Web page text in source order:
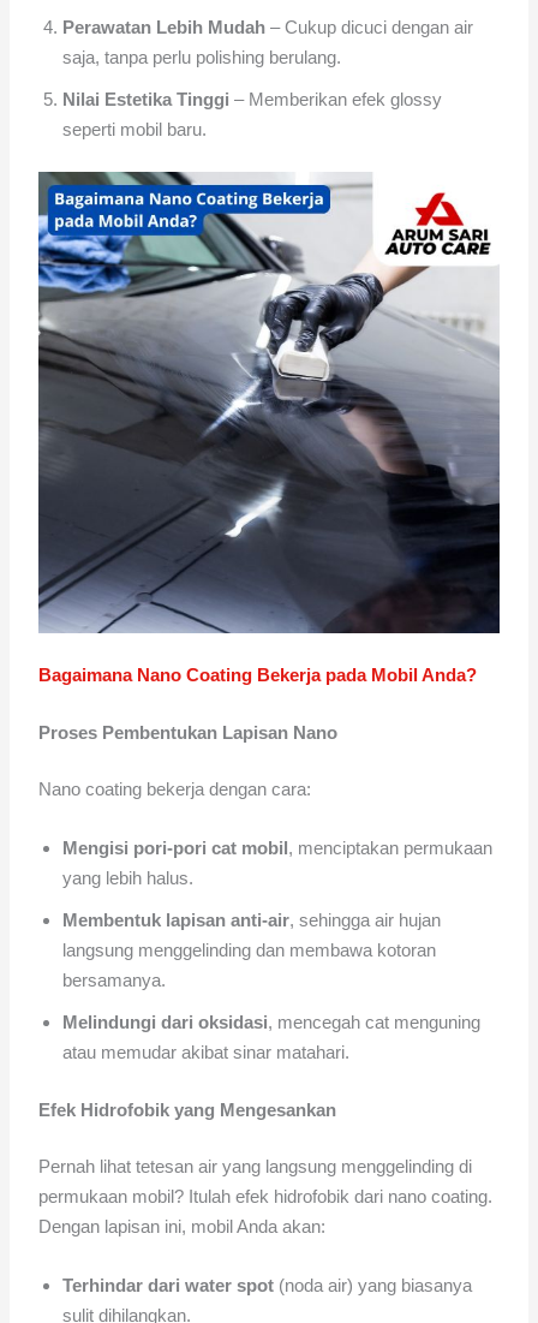
Perawatan Lebih Mudah – Cukup dicuci dengan air
saja, tanpa perlu polishing berulang.
Nilai Estetika Tinggi – Memberikan efek glossy
seperti mobil baru.
Bagaimana Nano Coating Bekerja pada Mobil Anda?
Proses Pembentukan Lapisan Nano
Nano coating bekerja dengan cara:
Mengisi pori-pori cat mobil, menciptakan permukaan
yang lebih halus.
Membentuk lapisan anti-air, sehingga air hujan
langsung menggelinding dan membawa kotoran
bersamanya.
Melindungi dari oksidasi, mencegah cat menguning
atau memudar akibat sinar matahari.
Efek Hidrofobik yang Mengesankan
Pernah lihat tetesan air yang langsung menggelinding di
permukaan mobil? Itulah efek hidrofobik dari nano coating.
Dengan lapisan ini, mobil Anda akan:
Terhindar dari water spot (noda air) yang biasanya
sulit dihilangkan.